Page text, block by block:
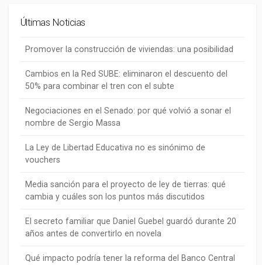
Últimas Noticias
Promover la construcción de viviendas: una posibilidad
Cambios en la Red SUBE: eliminaron el descuento del
50% para combinar el tren con el subte
Negociaciones en el Senado: por qué volvió a sonar el
nombre de Sergio Massa
La Ley de Libertad Educativa no es sinónimo de
vouchers
Media sanción para el proyecto de ley de tierras: qué
cambia y cuáles son los puntos más discutidos
El secreto familiar que Daniel Guebel guardó durante 20
años antes de convertirlo en novela
Qué impacto podría tener la reforma del Banco Central